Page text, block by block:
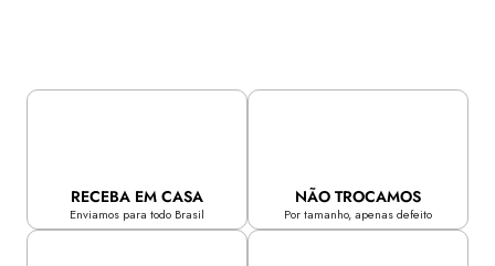
RECEBA EM CASA
Enviamos para todo Brasil
NÃO TROCAMOS
Por tamanho, apenas defeito